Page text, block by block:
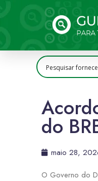
do
maio 28,
O Governo do